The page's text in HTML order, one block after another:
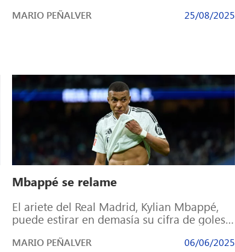
MARIO PEÑALVER 25/08/2025
Mbappé se relame
El ariete del Real Madrid, Kylian Mbappé,
puede estirar en demasía su cifra de goles
MARIO PEÑALVER 06/06/2025